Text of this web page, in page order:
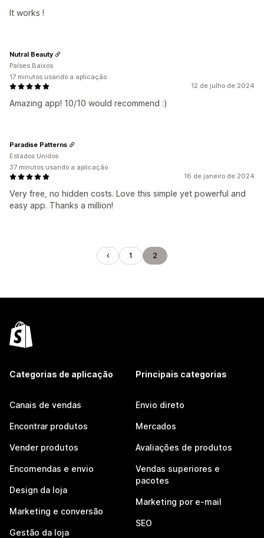
It works !
12 de julho de 2024
Amazing app! 10/10 would recommend :)
Nutral Beauty
Países Baixos
17 minutos usando a aplicação
16 de janeiro de 2024
Very free, no hidden costs. Love this simple yet powerful and
easy app. Thanks a million!
Paradise Patterns
Estados Unidos
37 minutos usando a aplicação
1 2
Categorias de aplicação
Canais de vendas
Encontrar produtos
Vender produtos
Encomendas e envio
Design da loja
Marketing e conversão
Gestão da loja
Principais categorias
Envio direto
Mercados
Avaliações de produtos
Vendas superiores e
pacotes
Marketing por e-mail
SEO